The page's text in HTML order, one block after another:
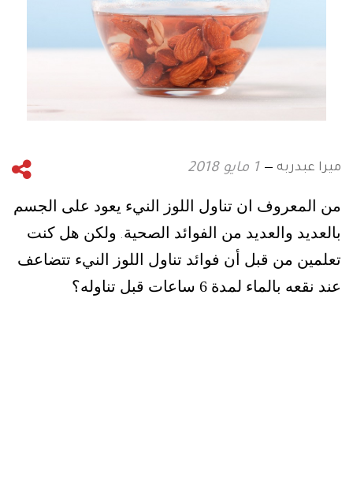
ميرا عبدربه 1 مايو 2018
من المعروف ان تناول اللوز النيء يعود على الجسم
بالعديد والعديد من الفوائد الصحية. ولكن هل كنت
تعلمين من قبل أن فوائد تناول اللوز النيء تتضاعف
عند نقعه بالماء لمدة 6 ساعات قبل تناوله؟